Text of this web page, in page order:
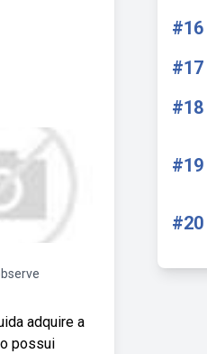
adquire a
possui
#16
#17
#18
#19
#20